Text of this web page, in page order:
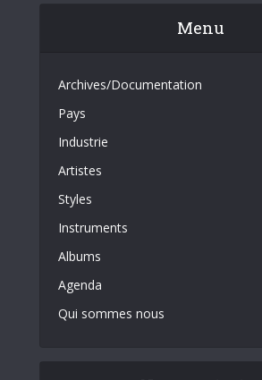
Menu
Archives/Documentation
Pays
Industrie
Artistes
Styles
Instruments
Albums
Agenda
Qui sommes nous